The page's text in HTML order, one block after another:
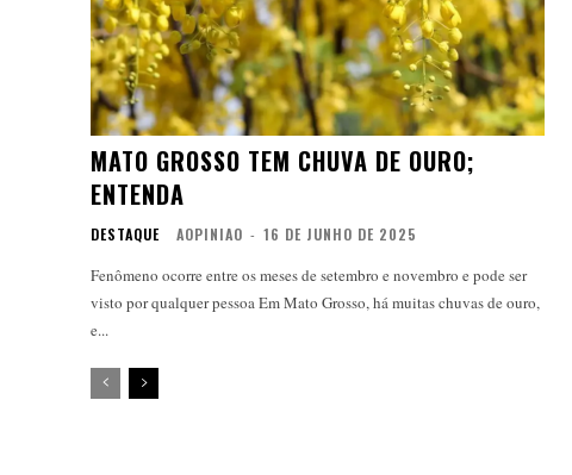
MATO GROSSO TEM CHUVA DE OURO;
ENTENDA
DESTAQUE AOPINIAO - 16 DE JUNHO DE 2025
Fenômeno ocorre entre os meses de setembro e novembro e pode ser
visto por qualquer pessoa Em Mato Grosso, há muitas chuvas de ouro,
e...